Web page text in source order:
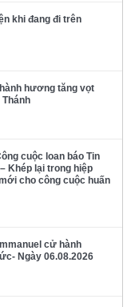
khi đang đi trên
hương tăng vọt
cuộc loan báo Tin
Khép lại trong hiệp
cho công cuộc huấn
cử hành
Ngày 06.08.2026